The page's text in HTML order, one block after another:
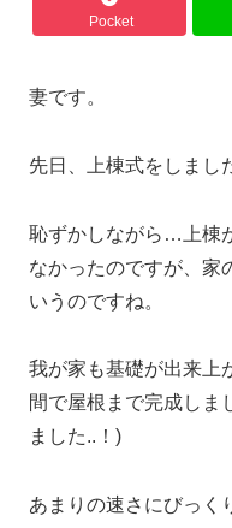
Pocket
妻です。
先日、上棟式をしまし
恥ずかしながら…上棟
なかったのですが、家
いうのですね。
我が家も基礎が出来上
間で屋根まで完成しま
ました..！)
あまりの速さにびっく